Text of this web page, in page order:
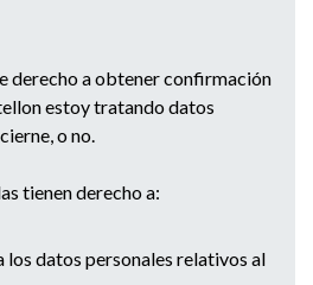
derecho a obtener confirmación
estoy tratando datos
o no.
tienen derecho a:
los datos personales relativos al